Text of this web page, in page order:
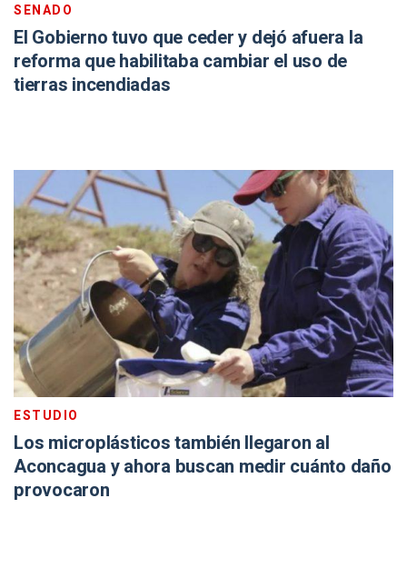
SENADO
El Gobierno tuvo que ceder y dejó afuera la
reforma que habilitaba cambiar el uso de
tierras incendiadas
ESTUDIO
Los microplásticos también llegaron al
Aconcagua y ahora buscan medir cuánto daño
provocaron